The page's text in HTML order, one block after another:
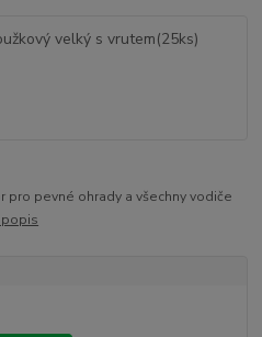
pro pevné ohrady a všechny vodiče